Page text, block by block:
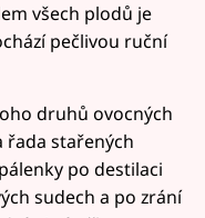
všech plodů je
pečlivou ruční
druhů ovocných
řada stařených
po destilaci
sudech a po zrání